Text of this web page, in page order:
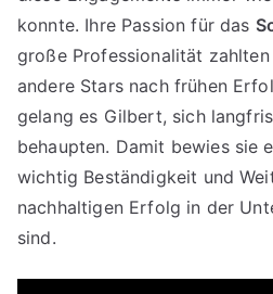
konnte. Ihre Passion für das
große Professionalität zahlten
andere Stars nach frühen
gelang es Gilbert, sich
behaupten. Damit bewies sie
wichtig Beständigkeit und
nachhaltigen Erfolg in der
sind.